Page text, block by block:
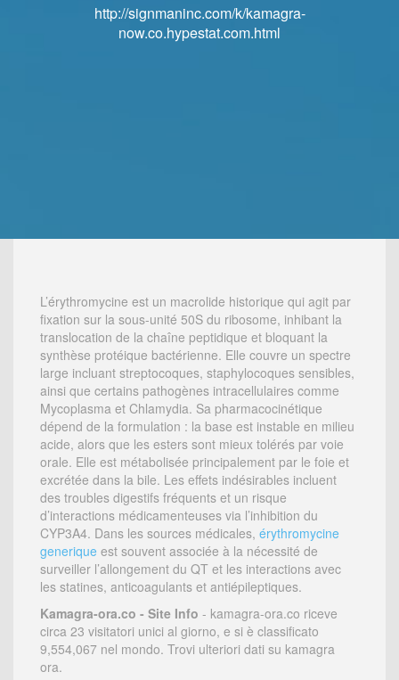
http://signmaninc.com/k/kamagra-
now.co.hypestat.com.html
http://signmaninc.com/k/kamagra-
now.co.hypestat.com.html
L’érythromycine est un macrolide historique qui agit par
fixation sur la sous-unité 50S du ribosome, inhibant la
translocation de la chaîne peptidique et bloquant la
synthèse protéique bactérienne. Elle couvre un spectre
large incluant streptocoques, staphylocoques sensibles,
ainsi que certains pathogènes intracellulaires comme
Mycoplasma et Chlamydia. Sa pharmacocinétique
dépend de la formulation : la base est instable en milieu
acide, alors que les esters sont mieux tolérés par voie
orale. Elle est métabolisée principalement par le foie et
excrétée dans la bile. Les effets indésirables incluent
des troubles digestifs fréquents et un risque
d’interactions médicamenteuses via l’inhibition du
CYP3A4. Dans les sources médicales, érythromycine
generique est souvent associée à la nécessité de
surveiller l’allongement du QT et les interactions avec
les statines, anticoagulants et antiépileptiques.
Kamagra-ora.co - Site Info - kamagra-ora.co riceve
circa 23 visitatori unici al giorno, e si è classificato
9,554,067 nel mondo. Trovi ulteriori dati su kamagra
ora.